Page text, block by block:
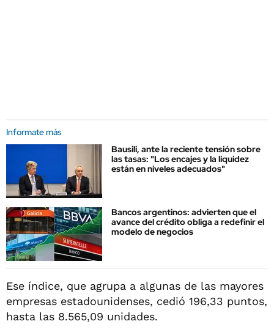
Informate más
Bausili, ante la reciente tensión sobre
las tasas: "Los encajes y la liquidez
están en niveles adecuados"
Bancos argentinos: advierten que el
avance del crédito obliga a redefinir el
modelo de negocios
Ese índice, que agrupa a algunas de las mayores
empresas estadounidenses, cedió 196,33 puntos,
hasta las 8.565,09 unidades.